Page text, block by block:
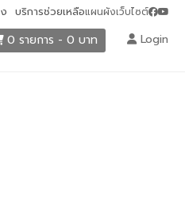
บริการช่วยเหลือแผนผังเว็บไซต์
0 รายการ - 0 บาท Login